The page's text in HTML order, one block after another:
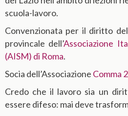
scuola-lavoro.
Convenzionata per il diritto
provincale dell’Associazione
(AISM) di Roma.
Socia dell’Associazione Comma
Credo che il lavoro sia un
essere difeso: mai deve